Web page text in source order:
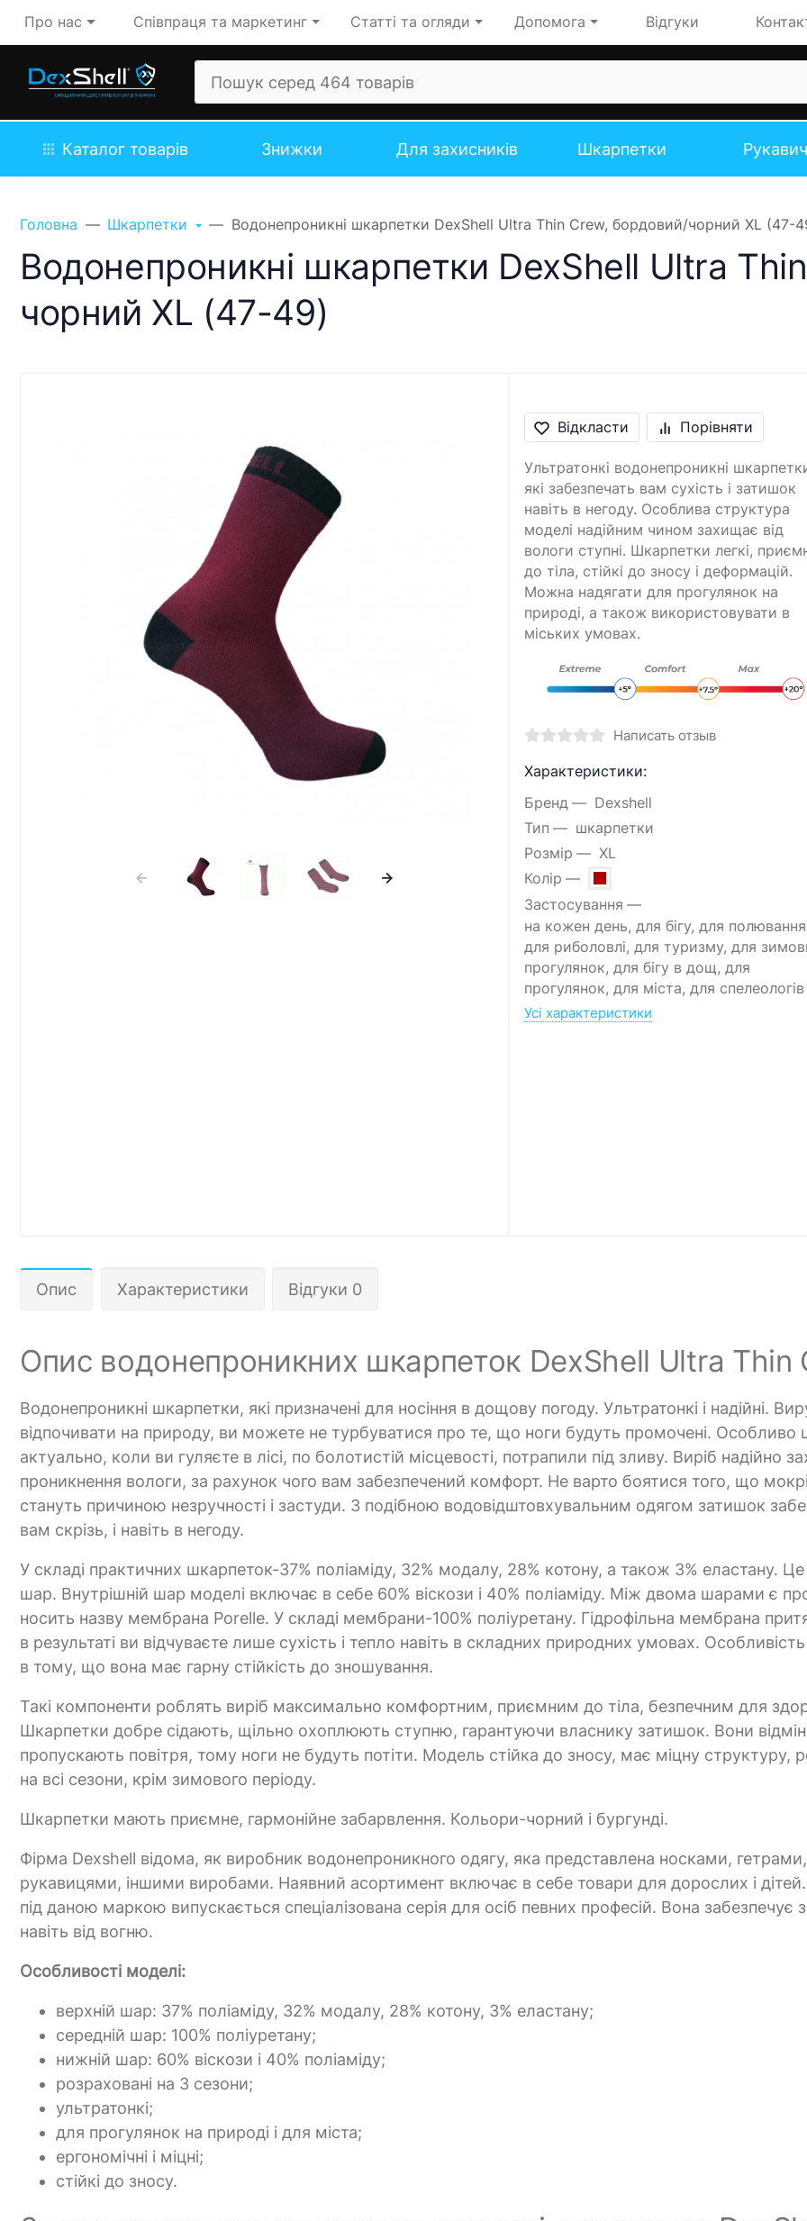
Про нас Співпраця та маркетинг Статті та огляди Допомога Відгуки
Каталог товарів Знижки Для захисників Шкарпетки
Головна Шкарпетки Водонепроникні шкарпетки DexShell Ultra Thin Crew, бордовий/чорний XL (47-
Водонепроникні шкарпетки DexShell Ultra
чорний XL (47-49)
Відкласти Порівняти
Ультратонкі водонепроникні
які забезпечать вам сухість і затишок
навіть в негоду. Особлива структура
моделі надійним чином захищає від
вологи ступні. Шкарпетки легкі,
до тіла, стійкі до зносу і деформацій.
Можна надягати для прогулянок на
природі, а також використовувати в
міських умовах.
Написать отзыв
Характеристики:
Бренд
Dexshell
Тип
шкарпетки
Розмір
XL
Колір
Застосування
на кожен день, для бігу, для
для риболовлі, для туризму, для
прогулянок, для бігу в дощ, для
прогулянок, для міста, для спелеологів
Усі характеристики
Опис Характеристики Відгуки 0
Опис водонепроникних шкарпеток DexShell Ultra Thin
Водонепроникні шкарпетки, які призначені для носіння в дощову погоду. Ультратонкі і надійні.
відпочивати на природу, ви можете не турбуватися про те, що ноги будуть промочені. Особливо
актуально, коли ви гуляєте в лісі, по болотистій місцевості, потрапили під зливу. Виріб надійно
проникнення вологи, за рахунок чого вам забезпечений комфорт. Не варто боятися того, що
стануть причиною незручності і застуди. З подібною водовідштовхувальним одягом затишок
вам скрізь, і навіть в негоду.
У складі практичних шкарпеток-37% поліаміду, 32% модалу, 28% котону, а також 3% еластану. Це
шар. Внутрішній шар моделі включає в себе 60% віскози і 40% поліаміду. Між двома шарами є
носить назву мембрана Porelle. У складі мембрани-100% поліуретану. Гідрофільна мембрана
в результаті ви відчуваєте лише сухість і тепло навіть в складних природних умовах.
в тому, що вона має гарну стійкість до зношування.
Такі компоненти роблять виріб максимально комфортним, приємним до тіла, безпечним для
Шкарпетки добре сідають, щільно охоплюють ступню, гарантуючи власнику затишок. Вони
пропускають повітря, тому ноги не будуть потіти. Модель стійка до зносу, має міцну структуру,
на всі сезони, крім зимового періоду.
Шкарпетки мають приємне, гармонійне забарвлення. Кольори-чорний і бургунді.
Фірма Dexshell відома, як виробник водонепроникного одягу, яка представлена носками,
рукавицями, іншими виробами. Наявний асортимент включає в себе товари для дорослих і дітей.
під даною маркою випускається спеціалізована серія для осіб певних професій. Вона забезпечує
навіть від вогню.
Особливості моделі:
верхній шар: 37% поліаміду, 32% модалу, 28% котону, 3% еластану;
середній шар: 100% поліуретану;
нижній шар: 60% віскози і 40% поліаміду;
розраховані на 3 сезони;
ультратонкі;
для прогулянок на природі і для міста;
ергономічні і міцні;
стійкі до зносу.